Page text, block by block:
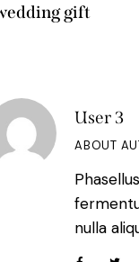
gift
User 3
ABOUT
nulla